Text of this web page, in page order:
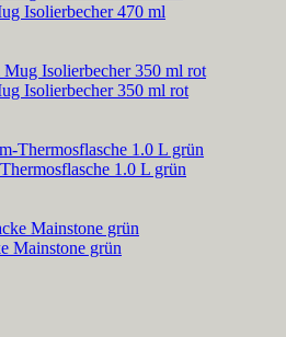
Isolierbecher 470 ml
Isolierbecher 350 ml rot
1.0 L grün
Mainstone grün